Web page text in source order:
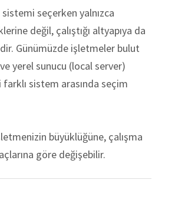
seçerken yalnızca
değil, çalıştığı altyapıya da
Günümüzde işletmeler bulut
yerel sunucu (local server)
sistem arasında seçim
büyüklüğüne, çalışma
göre değişebilir.